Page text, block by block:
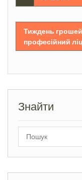
записів
Тиждень грошей
професійний
Знайти